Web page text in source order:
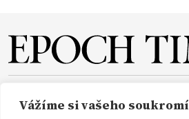
Vážíme si vašeho soukromí